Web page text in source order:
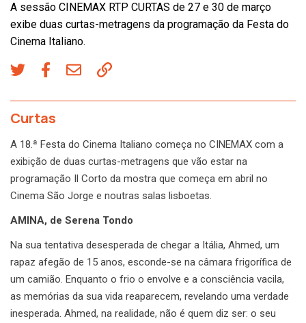
A sessão CINEMAX RTP CURTAS de 27 e 30 de março
exibe duas curtas-metragens da programação da Festa do
Cinema Italiano.
Curtas
A 18.ª Festa do Cinema Italiano começa no CINEMAX com a
exibição de duas curtas-metragens que vão estar na
programação Il Corto da mostra que começa em abril no
Cinema São Jorge e noutras salas lisboetas.
AMINA, de Serena Tondo
Na sua tentativa desesperada de chegar a Itália, Ahmed, um
rapaz afegão de 15 anos, esconde-se na câmara frigorífica de
um camião. Enquanto o frio o envolve e a consciência vacila,
as memórias da sua vida reaparecem, revelando uma verdade
inesperada. Ahmed, na realidade, não é quem diz ser: o seu